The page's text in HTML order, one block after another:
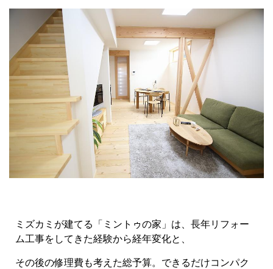
ミズカミが建てる「ミントゥの家」は、長年リフォー
ム工事をしてきた経験から経年変化と、
その後の修理費も考えた総予算。できるだけコンパク